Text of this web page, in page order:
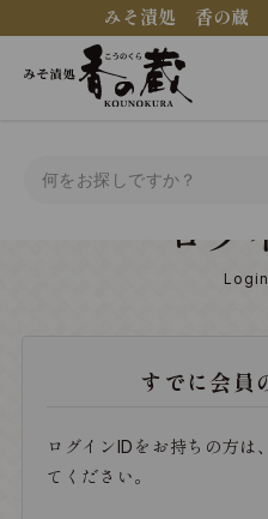
みそ漬処 香の蔵
ログ
Login
すでに会員
ログインIDをお持ちの方は
てください。